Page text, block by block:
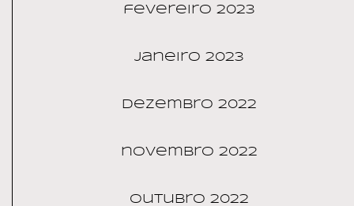
fevereiro 2023
janeiro 2023
dezembro 2022
novembro 2022
outubro 2022